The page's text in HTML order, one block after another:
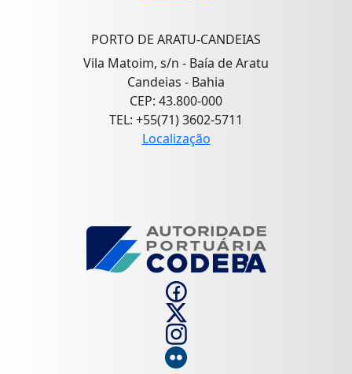
PORTO DE ARATU-CANDEIAS
Vila Matoim, s/n - Baía de Aratu
Candeias - Bahia
CEP: 43.800-000
TEL: +55(71) 3602-5711
Localização